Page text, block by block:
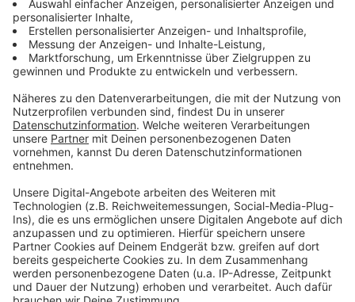
Fußgängerzone auftreten.
Neben Wiesdorf wird es in diesem Jahr auch wieder
das Bergische Dorf in Opladen geben – neu
dazukommen soll außerdem ein erster
Weihnachtsmarkt in Schlebusch.
Anzeige
Anzeige